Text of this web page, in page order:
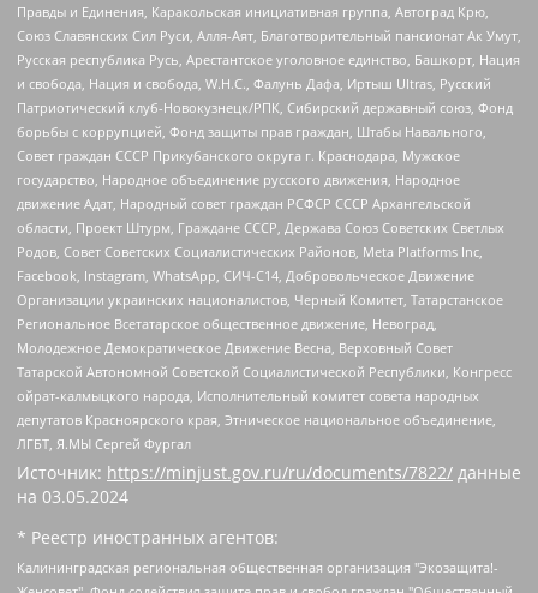
Правды и Единения, Каракольская инициативная группа, Автоград Крю,
Союз Славянских Сил Руси, Алля-Аят, Благотворительный пансионат Ак Умут,
Русская республика Русь, Арестантское уголовное единство, Башкорт, Нация
и свобода, Нация и свобода, W.H.С., Фалунь Дафа, Иртыш Ultras, Русский
Патриотический клуб-Новокузнецк/РПК, Сибирский державный союз, Фонд
борьбы с коррупцией, Фонд защиты прав граждан, Штабы Навального,
Совет граждан СССР Прикубанского округа г. Краснодара, Мужское
государство, Народное объединение русского движения, Народное
движение Адат, Народный совет граждан РСФСР СССР Архангельской
области, Проект Штурм, Граждане СССР, Держава Союз Советских Светлых
Родов, Совет Советских Социалистических Районов, Meta Platforms Inc,
Facebook, Instagram, WhatsApp, СИЧ-С14, Добровольческое Движение
Организации украинских националистов, Черный Комитет, Татарстанское
Региональное Всетатарское общественное движение, Невоград,
Молодежное Демократическое Движение Весна, Верховный Совет
Татарской Автономной Советской Социалистической Республики, Конгресс
ойрат-калмыцкого народа, Исполнительный комитет совета народных
депутатов Красноярского края, Этническое национальное объединение,
ЛГБТ, Я.МЫ Сергей Фургал
Источник: https://minjust.gov.ru/ru/documents/7822/ данные
на 03.05.2024
* Реестр иностранных агентов:
Калининградская региональная общественная организация "Экозащита!-Женсовет", Фонд содействия защите прав и свобод граждан "Общественный вердикт", Фонд "Институт Развития Свободы Информации", Частное учреждение "Информационное агентство МЕМО. РУ", Региональная общественная организация "Общественная комиссия по сохранению наследия академика Сахарова", Фонд поддержки свободы прессы, Санкт-Петербургская общественная правозащитная организация "Гражданский контроль", Межрегиональная общественная организация "Информационно-просветительский центр "Мемориал", Региональный Фонд "Центр Защиты Прав Средств Массовой Информации", с 05.12.2023 Фонд "Центр Защиты Прав Средств массовой информации", Региональная общественная благотворительная организация помощи беженцам и мигрантам "Гражданское содействие", Негосударственное образовательное учреждение дополнительного профессионального образования (повышение квалификации) специалистов "АКАДЕМИЯ ПО ПРАВАМ ЧЕЛОВЕКА", Свердловская региональная общественная организация "Сутяжник", Автономная некоммерческая организация "Центр независимых социологических исследований", Союз общественных объединений "Российский исследовательский центр по правам человека", Региональное общественное учреждение научно-информационный центр "МЕМОРИАЛ", Некоммерческая организация "Фонд защиты гласности", Автономная некоммерческая организация "Институт прав человека", Городская общественная организация "Екатеринбургское общество "МЕМОРИАЛ", Городская общественная организация "Рязанское историко-просветительское и правозащитное общество "Мемориал" (Рязанский Мемориал), Челябинский региональный орган общественной самодеятельности – женское общественное объединение "Женщины Евразии", Челябинский региональный орган общественной самодеятельности "Уральская правозащитная группа", Фонд содействия защите здоровья и социальной справедливости имени Андрея Рылькова, Автономная Некоммерческая Организация "Аналитический Центр Юрия Левады", Автономная некоммерческая организация социальной поддержки населения "Проект Апрель", Региональная общественная организация помощи женщинам и детям, находящимся в кризисной ситуации "Информационно-методический центр "Анна", Фонд содействия развитию массовых коммуникаций и правовому просвещению "Так-так-Так", Фонд содействия устойчивому развитию "Серебряная тайга", Свердловский региональный общественный фонд социальных проектов "Новое время", "Idel.Реалии", Кавказ.Реалии, Крым.Реалии, Телеканал Настоящее Время, Татаро-башкирская служба Радио Свобода (Azatliq Radiosi), Радио Свободная Европа/Радио Свобода (PCE/PC), "Сибирь.Реалии", "Фактограф", Благотворительный фонд помощи осужденным и их семьям, Автономная некоммерческая организация "Институт глобализации и социальных движений", Фонд "В защиту прав заключенных", Частное учреждение "Центр поддержки и содействия развитию средств массовой информации", Пензенский региональный общественный благотворительный фонд "Гражданский союз", "Север.Реалии", Некоммерческая организация Фонд "Правовая инициатива", Общество с ограниченной ответственностью "Радио Свободная Европа/Радио Свобода", Чешское информационное агентство "MEDIUM-ORIENT", Красноярская региональная общественная организация "Мы против СПИДа", Камалягин Денис Николаевич, Маркелов Сергей Евгеньевич, Пономарев Лев Александрович, Савицкая Людмила Алексеевна, Автономная некоммерческая организация "Центр по работе с проблемой насилия "НАСИЛИЮ.НЕТ", Межрегиональный профессиональный союз работников здравоохранения "Альянс врачей", Юридическое лицо, зарегистрированное в Латвийской Республике, SIA "Medusa Project" (регистрационный номер 40103797863, дата регистрации 10.06.2014), Некоммерческая организация "Фонд по борьбе с коррупцией", Автономная некоммерческая организация "Институт права и публичной политики", Баданин Роман Сергеевич, Гликин Максим Александрович, Железнова Мария Михайловна, Лукьянова Юлия Сергеевна, Маетная Елизавета Витальевна, Маняхин Петр Борисович, Чуракова Ольга Владимировна, Ярош Юлия Петровна, Юридическое лицо "The Insider SIA", зарегистрированное в Риге, Латвийская Республика (дата регистрации 26.06.2015), являющееся администратором доменного имени интернет-издания "The Insider SIA", https://theins.ru, Постернак Алексей Евгеньевич, Рубин Михаил Аркадьевич, Анин Роман Александрович, Юридическое лицо Istories fonds, зарегистрированное в Латвийской Республике (регистрационный номер 50008295751, дата регистрации 24.02.2020), Великовский Дмитрий Александрович, Долинина Ирина Николаевна, Мароховская Алеся Алексеевна, Шлейнов Роман Юрьевич, Шмагун Олеся Валентиновна, Общество с ограниченной ответственностью "Альтаир 2021", Общество с ограниченной ответственностью "Вега 2021", Общество с ограниченной ответственностью "Главный редактор 2021", Общество с ограниченной ответственностью "Ромашки монолит", Важенков Артем Валерьевич, Ивановская областная общественная организация "Центр гендерных исследований", Гурман Юрий Альбертович, Медиапроект "ОВД-Инфо", Егоров Владимир Владимирович, Жилинский Владимир Александрович, Общество с ограниченной ответственностью "ЗП", Иванова София Юрьевна, Карезина Инна Павловна, Кильтау Екатерина Викторовна, Петров Алексей Викторович, Пискунов Сергей Евгеньевич, Смирнов Сергей Сергеевич, Тихонов Михаил Сергеевич, Общество с ограниченной ответственностью "ЖУРНАЛИСТ-ИНОСТРАННЫЙ АГЕНТ", Арапова Галина Юрьевна, Вольтская Татьяна Анатольевна, Американская компания "Mason G.E.S. Anonymous Foundation" (США), являющаяся владельцем интернет-издания https://mnews.world/, Компания "Stichting Bellingcat", зарегистрированная в Нидерландах (дата регистрации 11.07.2018), Захаров Андрей Вячеславович, Клепиковская Екатерина Дмитриевна, Общество с ограниченной ответственностью "МЕМО", Перл Роман Александрович, Симонов Евгений Алексеевич, Соловьева Елена Анатольевна, Сотников Даниил Владимирович, Сурначева Елизавета Дмитриевна, Автономная некоммерческая организация по защите прав человека и информированию населения "Якутия – Наше Мнение", Общество с ограниченной ответственностью "Москоу диджитал медиа", с 26.01.2023 Общество с ограниченной ответственностью "Чайка Белые сады", Ветошкина Валерия Валерьевна, Заговора Максим Александрович, Межрегиональное общественное движение "Российская ЛГБТ - сеть", Оленичев Максим Владимирович, Павлов Иван Юрьевич, Скворцова Елена Сергеевна, Общество с ограниченной ответственностью "Как бы инагент", Кочетков Игорь Викторович, Общество с ограниченной ответственностью "Честные выборы", Еланчик Олег Александрович, Общество с ограниченной ответственностью "Нобелевский призыв", Гималова Регина Эмилевна, Григорьев Андрей Валерьевич, Григорьева Алина Александровна, Ассоциация по содействию защите прав призывников, альтернативнослужащих и военнослужащих "Правозащитная группа "Гражданин.Армия.Право", Хисамова Регина Фаритовна, Автономная некоммерческая организация по реализации социально-правовых программ "Лилит", Дальневосточное общественное движение "Маяк", Санкт-Петербургская ЛГБТ-инициативная группа "Выход", Инициативная группа ЛГБТ+ "Реверс", Алексеев Андрей Викторович, Бекбулатова Таисия Львовна, Беляев Иван Михайлович, Владыкина Елена Сергеевна, Гельман Марат Александрович, Никульшина Вероника Юрьевна, Толоконникова Надежда Андреевна, Шендерович Виктор Анатольевич, Общество с ограниченной ответственностью "Данное сообщение", Общество с ограниченной ответственностью Издательский дом "Новая глава", Айнбиндер Александра Александровна, Московский комьюнити-центр для ЛГБТ+инициатив, Благотворительный фонд развития филантропии, Deutsche Welle (Германия, Kurt-Schumacher-Strasse 3, 53113 Bonn), Борзунова Мария Михайловна, Воробьев Виктор Викторович, Голубева Анна Львовна, Константинова Алла Михайловна, Малкова Ирина Владимировна, Мурадов Мурад Абдулгалимович, Осетинская Елизавета Николаевна, Понасенков Евгений Николаевич, Ганапольский Матвей Юрьевич, Киселев Евгений Алексеевич, Борухович Ирина Григорьевна, Дремин Иван Тимофеевич, Дубровский Дмитрий Викторович, Красноярская региональная общественная организация поддержки и развития альтернативных образовательных технологий и межкультурных коммуникаций "ИНТЕРРА", Маяковская Екатерина Алексеевна, Фейгин Марк Захарович, Филимонов Андрей Викторович, Дзугкоева Регина Николаевна, Доброхотов Роман Александрович, Дудь Юрий Александрович, Елкин Сергей Владимирович, Кругликов Кирилл Игоревич, Сабунаева Мария Леонидовна, Семенов Алексей Владимирович, Шаинян Карен Багратович, Шульман Екатерина Михайловна, Асафьев Артур Валерьевич, Вахштайн Виктор Семенович, Венедиктов Алексей Алексеевич, Лушникова Екатерина Евгеньевна, Волков Леонид Михайлович, Невзоров Александр Глебович, Пархоменко Сергей Борисович, Сироткин Ярослав Николаевич, Кара-Мурза Владимир Владимирович, Баранова Наталья Владимировна, Гозман Леонид Яковлевич, Кагарлицкий Борис Юльевич, Климарев Михаил Валерьевич, Милов Владимир Станиславович, Автономная некоммерческая организация Краснодарский центр современного искусства "Типография", Моргенштерн Алишер Тагирович, Соболь Любовь Эдуардовна, Общество с ограниченной ответственностью "ЛИЗА НОРМ", Каспаров Гарри Кимович, Ходорковский Михаил Борисович, Общество с ограниченной ответственностью "Апрельские тезисы", Данилович Ирина Брониславовна, Кашин Олег Владимирович, Петров Николай Владимирович, Пивоваров Алексей Владимирович, Соколов Михаил Владимирович, Цветкова Юлия Владимировна, Чичваркин Евгений Александрович, Комитет против пыток/Команда против пыток, Общество с ограниченной ответственностью "Первый научный", Общество с ограниченной ответственностью "Вертолет и ко", Белоцерковская Вероника Борисовна, Кац Максим Евгеньевич, Лазарева Татьяна Юрьевна, Шаведдинов Руслан Табризович, Яшин Илья Валерьевич, Общество с ограниченной ответственностью "Иноагент ААВ", Алешковский Дмитрий Петрович, Альбац Евгения Марковна, Быков Дмитрий Львович, Галямина Юлия Евгеньевна, Лойко Сергей Леонидович, Мартынов Кирилл Константинович, Медведев Сергей Александрович, Крашенинников Федор Геннадиевич, Гордеева Катерина Вл